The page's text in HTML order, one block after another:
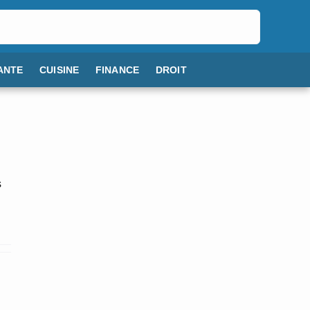
CUISINE FINANCE DROIT